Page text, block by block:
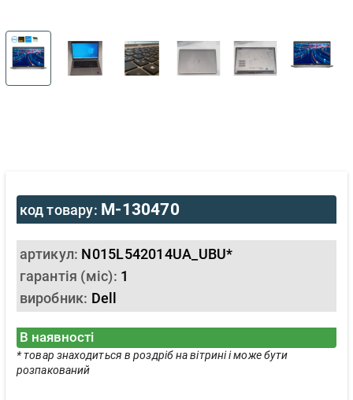
код товару: M-130470
артикул: N015L542014UA_UBU*
гарантія (міс): 1
виробник: Dell
В наявності
* товар знаходиться в роздріб на вітрині і може бути
розпакований